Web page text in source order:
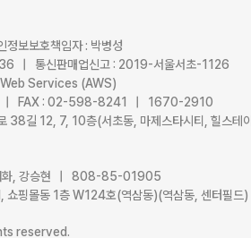
보보호책임자 : 박병성
| 통신판매업신고 : 2019-서울서초-1126
Web Services (AWS)
| FAX : 02-598-8241 | 1670-2910
38길 12, 7, 10층(서초동, 마제스타시티, 힐스테
화, 강승현 | 808-85-01905
쇼핑몰동 1층 W124호(역삼동)(역삼동, 센터필드)
reserved.